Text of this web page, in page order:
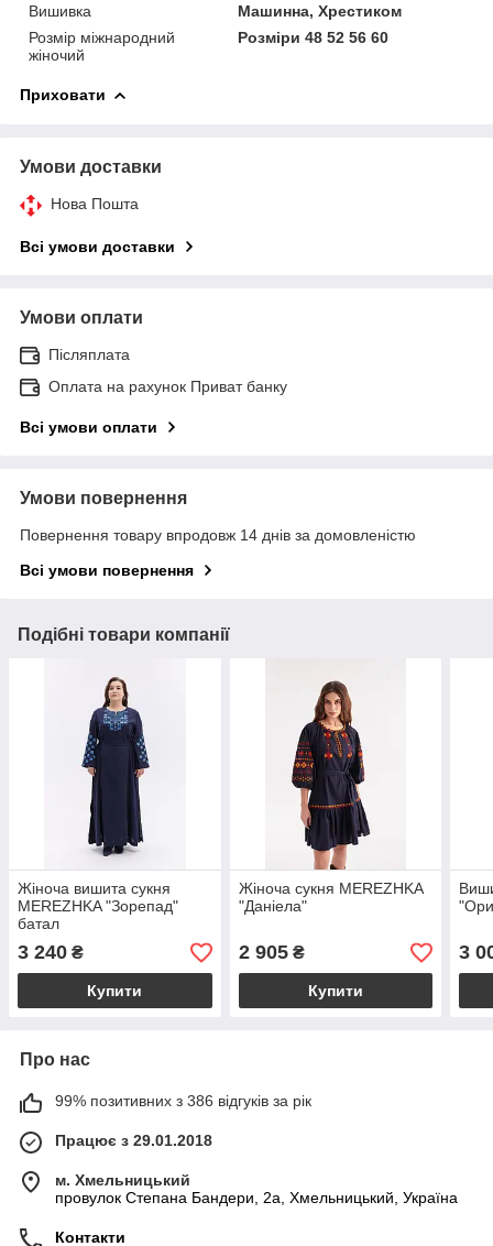
Вишивка
Машинна, Хрестиком
Розмір міжнародний
жіночий
Розміри 48 52 56 60
Приховати
Умови доставки
Нова Пошта
Всі умови доставки
Умови оплати
Післяплата
Оплата на рахунок Приват банку
Всі умови оплати
Умови повернення
Повернення товару впродовж 14 днів за домовленістю
Всі умови повернення
Подібні товари компанії
Жіноча вишита сукня
MEREZHKA "Зорепад"
батал
3 240 ₴
Купити
Жіноча сукня MEREZHKA
"Даніела"
2 905₴
Купити
3
Про нас
99% позитивних з 386 відгуків за рік
Працює з 29.01.2018
м. Хмельницький
провулок Степана Бандери, 2a, Хмельницький, Україна
Контакти